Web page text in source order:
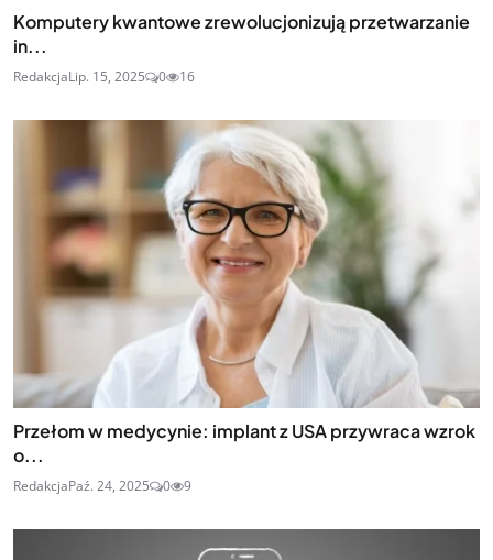
Komputery kwantowe zrewolucjonizują przetwarzanie
in...
RedakcjaLip. 15, 2025 0 16
Przełom w medycynie: implant z USA przywraca wzrok
o...
RedakcjaPaź. 24, 2025 0 9